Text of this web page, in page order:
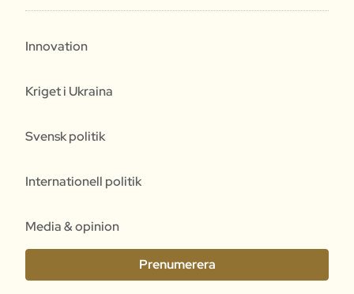
Innovation
Kriget i Ukraina
Svensk politik
Internationell politik
Media & opinion
Prenumerera